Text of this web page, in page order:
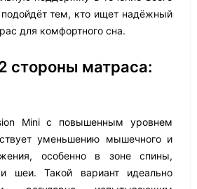
тем, кто ищет надёжный
для комфортного сна.
стороны матраса:
Mini с повышенным уровнем
уменьшению мышечного и
особенно в зоне спины,
шеи. Такой вариант идеально